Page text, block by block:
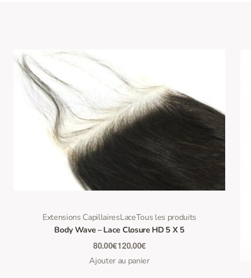
Extensions CapillairesLaceTous les produits
Body Wave – Lace Closure HD 5 X 5
80.00€120.00€
Ajouter au panier